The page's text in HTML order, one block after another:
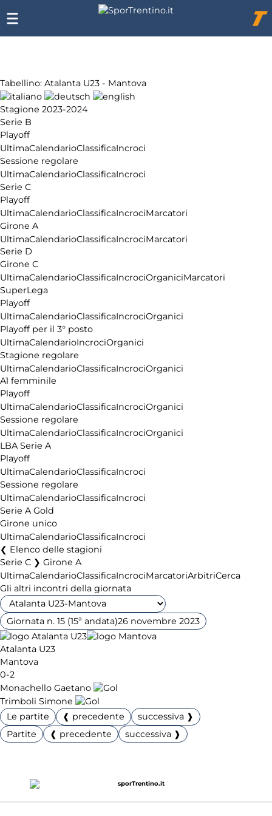
Tabellino: Atalanta U23 - Mantova
Stagione 2023-2024
Serie B
Playoff
UltimaCalendarioClassificaIncroci
Sessione regolare
UltimaCalendarioClassificaIncroci
Serie C
Playoff
UltimaCalendarioClassificaIncrociMarcatori
Girone A
UltimaCalendarioClassificaIncrociMarcatori
Serie D
Girone C
UltimaCalendarioClassificaIncrociOrganiciMarcatori
SuperLega
Playoff
UltimaCalendarioClassificaIncrociOrganici
Playoff per il 3° posto
UltimaCalendarioIncrociOrganici
Stagione regolare
UltimaCalendarioClassificaIncrociOrganici
A1 femminile
Playoff
UltimaCalendarioClassificaIncrociOrganici
Sessione regolare
UltimaCalendarioClassificaIncrociOrganici
LBA Serie A
Playoff
UltimaCalendarioClassificaIncroci
Sessione regolare
UltimaCalendarioClassificaIncroci
Serie A Gold
Girone unico
UltimaCalendarioClassificaIncroci
Elenco delle stagioni
Serie C ❯ Girone A
UltimaCalendarioClassificaIncrociMarcatoriArbitriCerca
Gli altri incontri della giornata
Giornata n. 15 (15ª andata)26 novembre 2023
Atalanta U23
Mantova
0-2
Monachello Gaetano
Trimboli Simone
Le partite
❰ precedente
successiva ❱
Partite
❰ precedente successiva ❱
Chi
siamo
Affiliazione